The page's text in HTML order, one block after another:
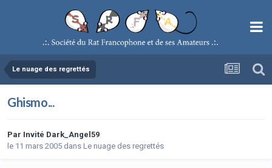
Le nuage des regrettés
Ghismo...
Par Invité Dark_Angel59
le 11 mars 2005 dans Le nuage des regrettés